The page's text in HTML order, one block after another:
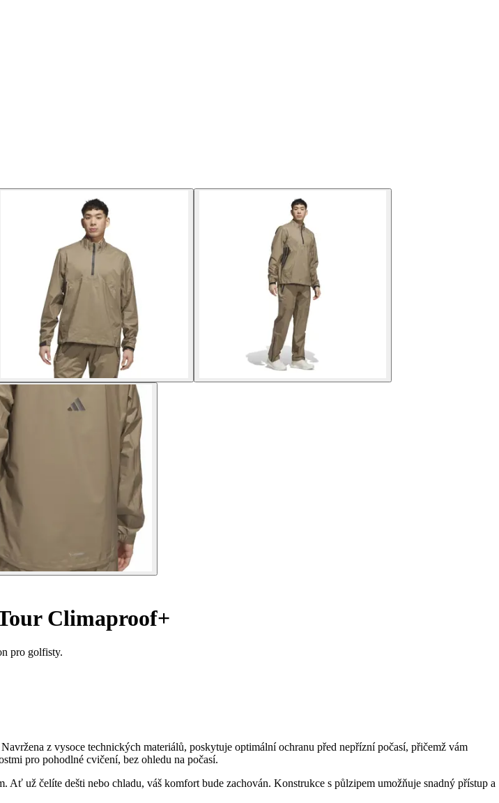
Climaproof+
pro golfisty.
z vysoce technických materiálů, poskytuje optimální ochranu před nepřízní počasí, přičemž vám
pro pohodlné cvičení, bez ohledu na počasí.
už čelíte dešti nebo chladu, váš komfort bude zachován. Konstrukce s půlzipem umožňuje snadný přístup a